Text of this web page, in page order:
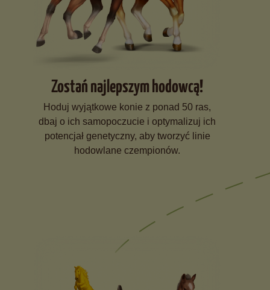
Zostań najlepszym hodowcą!
Hoduj wyjątkowe konie z ponad 50 ras,
dbaj o ich samopoczucie i optymalizuj ich
potencjał genetyczny, aby tworzyć linie
hodowlane czempionów.